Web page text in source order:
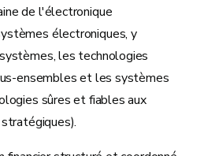
de l'électronique
électroniques, y
les technologies
ensembles et les systèmes
sûres et fiables aux